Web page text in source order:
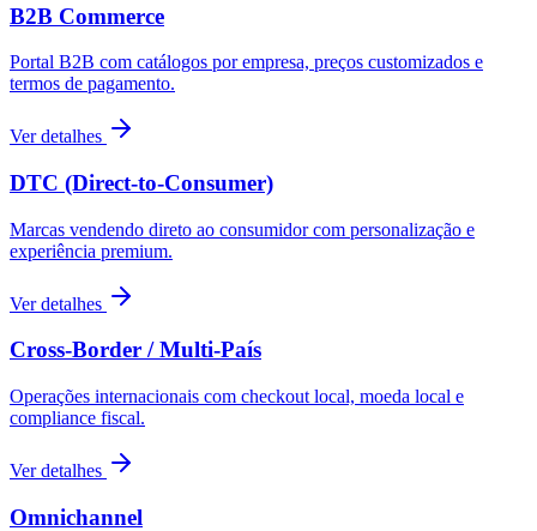
B2B Commerce
Portal B2B com catálogos por empresa, preços customizados e
termos de pagamento.
Ver detalhes
DTC (Direct-to-Consumer)
Marcas vendendo direto ao consumidor com personalização e
experiência premium.
Ver detalhes
Cross-Border / Multi-País
Operações internacionais com checkout local, moeda local e
compliance fiscal.
Ver detalhes
Omnichannel